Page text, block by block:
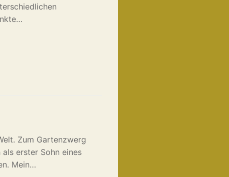
Zum Gartenzwerg
erster Sohn eines
Mein…